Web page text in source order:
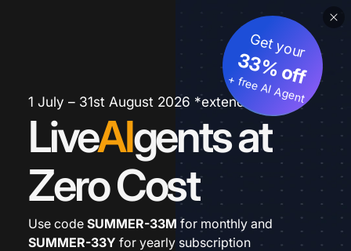
1 July – 31st August 2026 *extended
LiveAIgents at
Zero Cost
Get your
33% off
+ free AI Agent
Use code SUMMER-33M for monthly and
SUMMER-33Y for yearly subscription